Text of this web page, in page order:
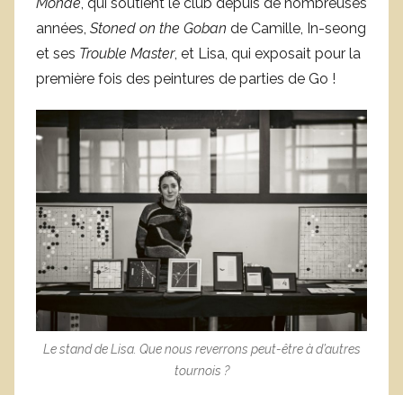
années, Stoned on the Goban de Camille, In-seong
et ses Trouble Master, et Lisa, qui exposait pour la
première fois des peintures de parties de Go !
Le stand de Lisa. Que nous reverrons peut-être à d’autres
tournois ?